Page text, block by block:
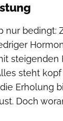
nur bedingt:
steht
Erholung
Doch